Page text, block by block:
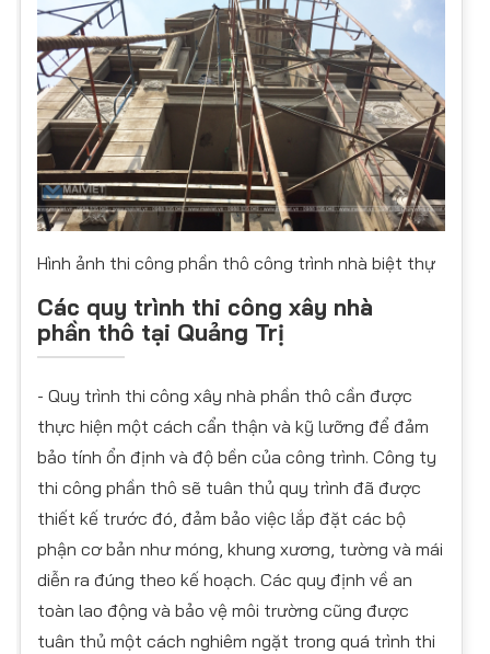
Hình ảnh thi công phần thô công trình nhà biệt thự
Các quy trình thi công xây nhà
phần thô tại Quảng Trị
- Quy trình thi công xây nhà phần thô cần được
thực hiện một cách cẩn thận và kỹ lưỡng để đảm
bảo tính ổn định và độ bền của công trình. Công ty
thi công phần thô sẽ tuân thủ quy trình đã được
thiết kế trước đó, đảm bảo việc lắp đặt các bộ
phận cơ bản như móng, khung xương, tường và mái
diễn ra đúng theo kế hoạch. Các quy định về an
toàn lao động và bảo vệ môi trường cũng được
tuân thủ một cách nghiêm ngặt trong quá trình thi